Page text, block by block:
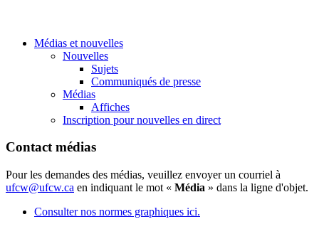
Médias et nouvelles
Nouvelles
Sujets
Communiqués de presse
Médias
Affiches
Inscription pour nouvelles en direct
Contact médias
Pour les demandes des médias, veuillez envoyer un courriel à
ufcw@ufcw.ca en indiquant le mot « Média » dans la ligne d'objet.
Consulter nos normes graphiques ici.